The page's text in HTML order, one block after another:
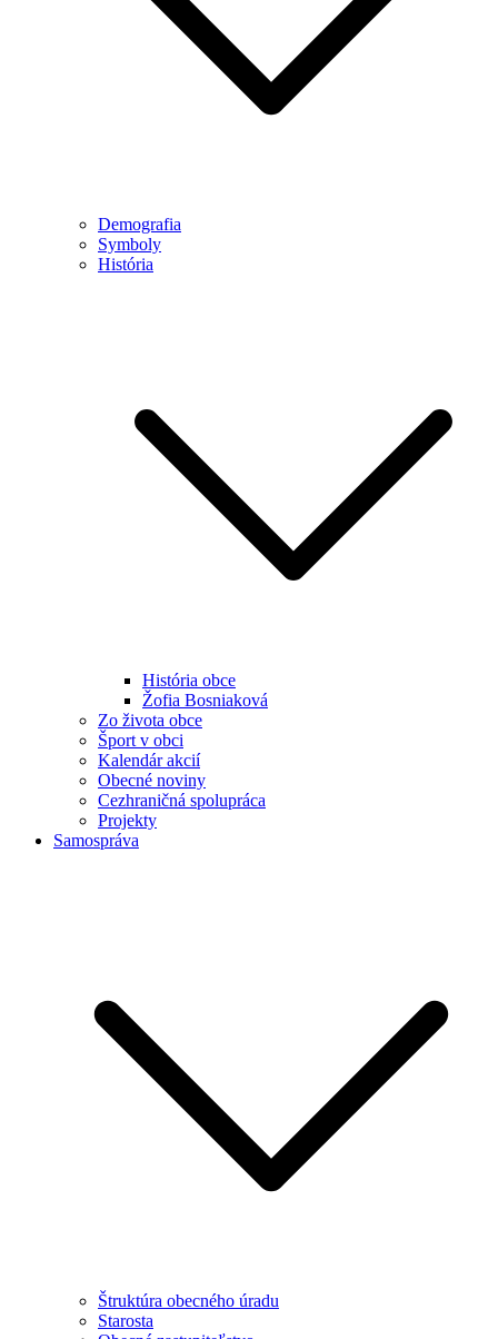
Demografia
Symboly
História
História obce
Žofia Bosniaková
Zo života obce
Šport v obci
Kalendár akcií
Obecné noviny
Cezhraničná spolupráca
Projekty
Samospráva
Štruktúra obecného úradu
Starosta